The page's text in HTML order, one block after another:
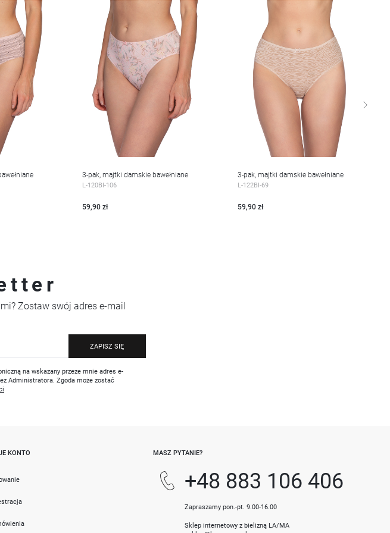
3-pak, majtki damskie bawełniane
L-120BI-106
59,90 zł
WIĘCEJ
3-pak, majtki damskie bawełniane
L-122BI-69
59,90 zł
WIĘCEJ
Zostaw swój adres e-mail
ZAPISZ SIĘ
na wskazany przeze mnie adres e-
Administratora. Zgoda może zostać
KONTO MASZ PYTANIE?
+48 883 106 406
Zapraszamy pon.-pt. 9.00-16.00
Sklep internetowy z bielizną LA/MA